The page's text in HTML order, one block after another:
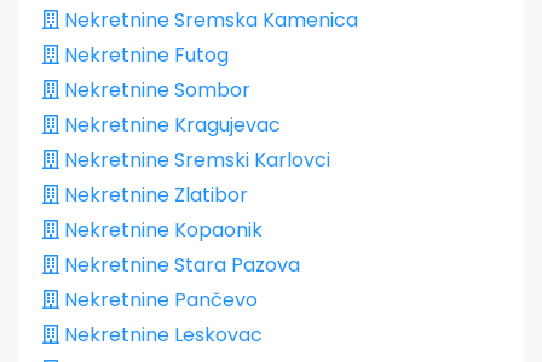
Nekretnine Sremska Kamenica
Nekretnine Futog
Nekretnine Sombor
Nekretnine Kragujevac
Nekretnine Sremski Karlovci
Nekretnine Zlatibor
Nekretnine Kopaonik
Nekretnine Stara Pazova
Nekretnine Pančevo
Nekretnine Leskovac